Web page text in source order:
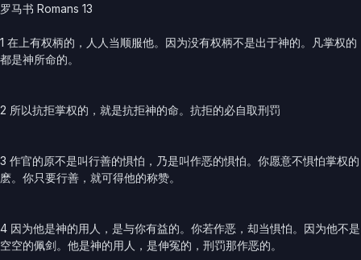
罗马书 Romans 13
1 在上有权柄的，人人当顺服他。因为没有权柄不是出于神的。凡掌权的
都是神所命的。
2 所以抗拒掌权的，就是抗拒神的命。抗拒的必自取刑罚
3 作官的原不是叫行善的惧怕，乃是叫作恶的惧怕。你愿意不惧怕掌权的
麽。你只要行善，就可得他的称赞。
4 因为他是神的用人，是与你有益的。你若作恶，却当惧怕。因为他不是
空空的佩剑。他是神的用人，是伸冤的，刑罚那作恶的。